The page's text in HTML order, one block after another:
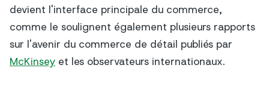
devient l'interface principale du commerce,
comme le soulignent également plusieurs rapports
sur l'avenir du commerce de détail publiés par
McKinsey et les observateurs internationaux.